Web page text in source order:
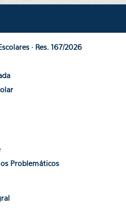
· Res. 167/2026
Problemáticos